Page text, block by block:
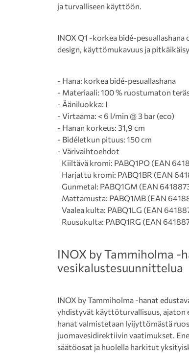
ja turvalliseen käyttöön.
INOX Q1 -korkea bidé-
design, käyttömukavuus ja
- Hana: korkea bidé-pesuallashana
- Materiaali: 100 % ruostumaton
- Ääniluokka: I
- Virtaama: < 6 l/min @ 3 bar (eco)
- Hanan korkeus: 31,9 cm
- Bidéletkun pituus: 150 cm
- Värivaihtoehdot
Kiiltävä kromi: PABQ1PO (EAN
Harjattu kromi: PABQ1BR (EAN
Gunmetal: PABQ1GM (EAN
Mattamusta: PABQ1MB (EAN
Vaalea kulta: PABQ1LG (EAN
Ruusukulta: PABQ1RG (EAN
INOX by Tammiholma -
vesi­kalustesuunnittelua
INOX by Tammiholma -hanat
yhdistyvät käyttöturvallisuus, ajaton
hanat valmistetaan lyijyttömästä
juomavesidirektiivin vaatimukset.
säätöosat ja huolella harkitut